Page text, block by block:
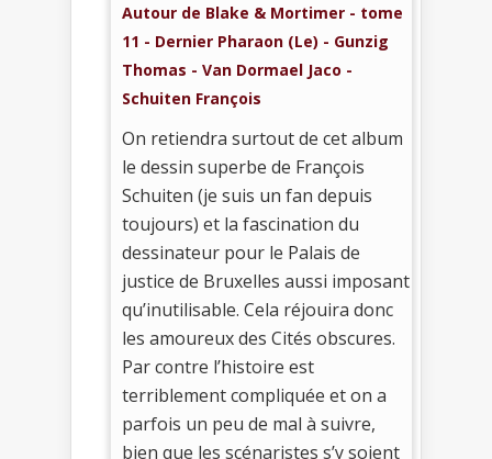
Autour de Blake & Mortimer - tome
11 - Dernier Pharaon (Le) - Gunzig
Thomas - Van Dormael Jaco -
Schuiten François
On retiendra surtout de cet album
le dessin superbe de François
Schuiten (je suis un fan depuis
toujours) et la fascination du
dessinateur pour le Palais de
justice de Bruxelles aussi imposant
qu’inutilisable. Cela réjouira donc
les amoureux des Cités obscures.
Par contre l’histoire est
terriblement compliquée et on a
parfois un peu de mal à suivre,
bien que les scénaristes s’y soient